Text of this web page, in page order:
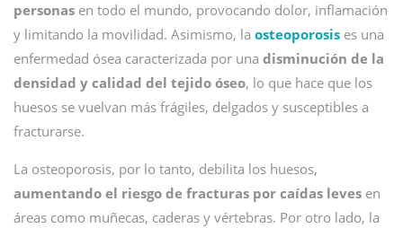
personas en todo el mundo, provocando dolor, inflamación
y limitando la movilidad. Asimismo, la osteoporosis es una
enfermedad ósea caracterizada por una disminución de la
densidad y calidad del tejido óseo, lo que hace que los
huesos se vuelvan más frágiles, delgados y susceptibles a
fracturarse.
La osteoporosis, por lo tanto, debilita los huesos,
aumentando el riesgo de fracturas por caídas leves en
áreas como muñecas, caderas y vértebras. Por otro lado, la